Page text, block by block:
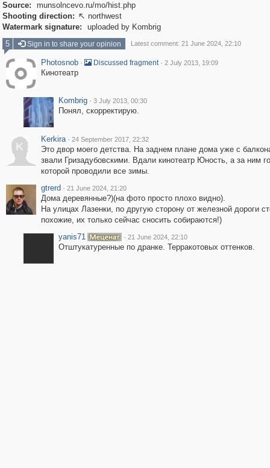
Source:
munsolncevo.ru/mo/hist.php
Shooting direction:  northwest
Watermark signature:
uploaded by Kombrig
5
Sign in to share your opinion Latest comment: 21 June 2024, 22:10
Photosnob · Discussed fragment · 2 July 2013, 19:09
Кинотеатр
Kombrig · 3 July 2013, 00:30
Понял, скорректирую.
K
Kerkira · 24 September 2017, 22:32
Это двор моего детства. На заднем плане дома уже с
звали Гризадубовскими. Вдали кинотеатр Юность, а за ним
которой проводили все зимы.
gtrerd · 21 June 2024, 21:20
Дома деревянные?)(на фото просто плохо видно).
На улицах Лазенки, по другую сторону от железной дороги
похожие, их только сейчас сносить собираются!)
yanis71
· 21 June 2024, 22:10
Отштукатуренные по дранке. Терракотовых оттенков.